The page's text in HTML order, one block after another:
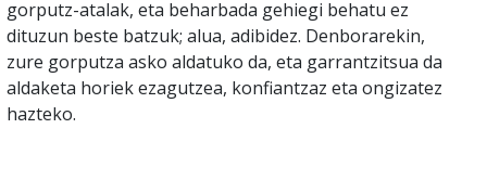
gorputz-atalak, eta beharbada gehiegi behatu ez
dituzun beste batzuk; alua, adibidez. Denborarekin,
zure gorputza asko aldatuko da, eta garrantzitsua da
aldaketa horiek ezagutzea, konfiantzaz eta ongizatez
hazteko.